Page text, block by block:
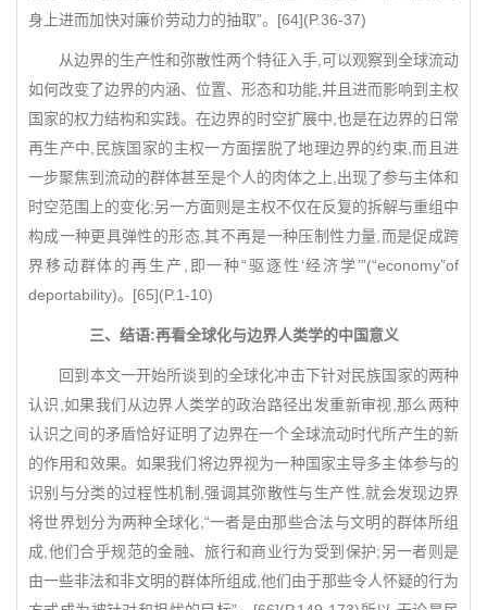
身上进而加快对廉价劳动力的抽取”。[64](P.36-37)
从边界的生产性和弥散性两个特征入手,可以观察到全球流动
如何改变了边界的内涵、位置、形态和功能,并且进而影响到主权
国家的权力结构和实践。在边界的时空扩展中,也是在边界的日常
再生产中,民族国家的主权一方面摆脱了地理边界的约束,而且进
一步聚焦到流动的群体甚至是个人的肉体之上,出现了参与主体和
时空范围上的变化;另一方面则是主权不仅在反复的拆解与重组中
构成一种更具弹性的形态,其不再是一种压制性力量,而是促成跨
界移动群体的再生产,即一种“驱逐性‘经济学’”(“economy”of
deportability)。[65](P.1-10)
三、结语:再看全球化与边界人类学的中国意义
回到本文一开始所谈到的全球化冲击下针对民族国家的两种
认识,如果我们从边界人类学的政治路径出发重新审视,那么两种
认识之间的矛盾恰好证明了边界在一个全球流动时代所产生的新
的作用和效果。如果我们将边界视为一种国家主导多主体参与的
识别与分类的过程性机制,强调其弥散性与生产性,就会发现边界
将世界划分为两种全球化,“一者是由那些合法与文明的群体所组
成,他们合乎规范的金融、旅行和商业行为受到保护;另一者则是
由一些非法和非文明的群体所组成,他们由于那些令人怀疑的行为